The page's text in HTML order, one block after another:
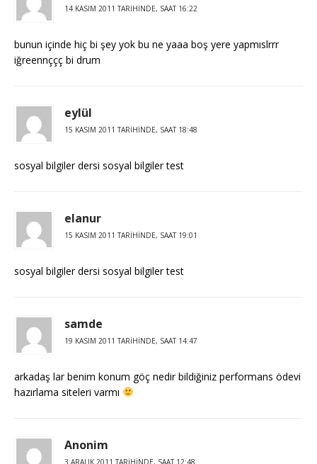
14 KASIM 2011 TARIHINDE, SAAT 16:22
bunun içinde hiç bi şey yok bu ne yaaa boş yere yapmıslrrr
iğreennççç bi drum
eylül
15 KASIM 2011 TARIHINDE, SAAT 18:48
sosyal bilgiler dersi sosyal bilgiler test
elanur
15 KASIM 2011 TARIHINDE, SAAT 19:01
sosyal bilgiler dersi sosyal bilgiler test
samde
19 KASIM 2011 TARIHINDE, SAAT 14:47
arkadaş lar benim konum göç nedir bildiğiniz performans ödevi
hazırlama siteleri varmı
Anonim
3 ARALIK 2011 TARIHINDE, SAAT 12:48